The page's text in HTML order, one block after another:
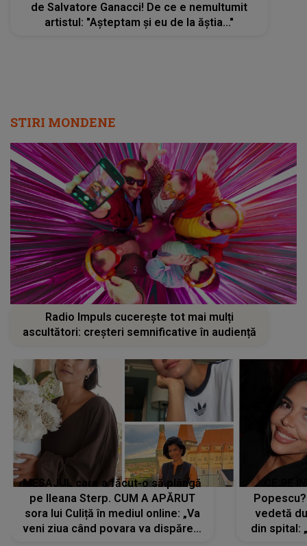
de Salvatore Ganacci! De ce e nemultumit
artistul: "Așteptam și eu de la ăștia..."
STIRI MONDENE
Radio Impuls cucerește tot mai mulți
ascultători: creșteri semnificative în audiență
MESAJUL care a făcut-o să plângă
pe Ileana Sterp. CUM A APĂRUT
sora lui Culiță în mediul online: „Va
veni ziua când povara va dispărea,
vedetă
din spital: